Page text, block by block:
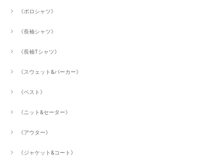
《ポロシャツ》
《長袖シャツ》
《長袖Tシャツ》
《スウェット&パーカー》
《ベスト》
《ニット&セーター》
《アウター》
《ジャケット&コート》